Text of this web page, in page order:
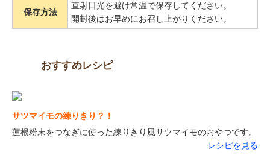
保存方法
直射日光を避け常温で保存してください。
開封後はお早めにお召し上がりください。
おすすめレシピ
サツマイモの練りきり？！
蓮根粉末をつなぎに使った練りきり風サツマイモのおやつです。
レシピを見る